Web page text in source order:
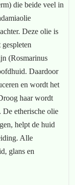
die beide veel in
Deze olie is
(Rosmarinus
Daardoor
en wordt het
haar wordt
De etherische olie
helpt de huid
Alle
glans en